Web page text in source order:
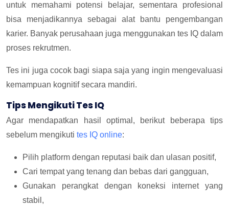
untuk memahami potensi belajar, sementara profesional
bisa menjadikannya sebagai alat bantu pengembangan
karier. Banyak perusahaan juga menggunakan tes IQ dalam
proses rekrutmen.
Tes ini juga cocok bagi siapa saja yang ingin mengevaluasi
kemampuan kognitif secara mandiri.
Tips Mengikuti Tes IQ
Agar mendapatkan hasil optimal, berikut beberapa tips
sebelum mengikuti tes IQ online:
Pilih platform dengan reputasi baik dan ulasan positif,
Cari tempat yang tenang dan bebas dari gangguan,
Gunakan perangkat dengan koneksi internet yang
stabil,